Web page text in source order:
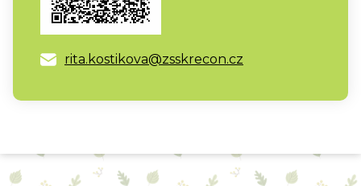
rita.kostikova@zsskrecon.cz